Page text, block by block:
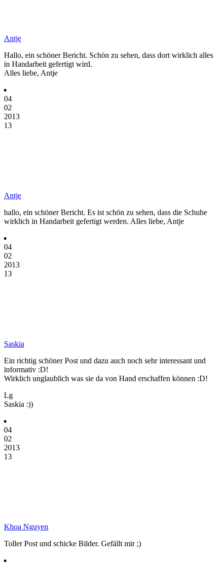
Antje
Hallo, ein schöner Bericht. Schön zu sehen, dass dort wirklich alles
in Handarbeit gefertigt wird.
Alles liebe, Antje
04
02
2013
13
Antje
hallo, ein schöner Bericht. Es ist schön zu sehen, dass die Schuhe
wirklich in Handarbeit gefertigt werden. Alles liebe, Antje
04
02
2013
13
Saskia
Ein richtig schöner Post und dazu auch noch sehr interessant und
informativ :D!
Wirklich unglaublich was sie da von Hand erschaffen können :D!
Lg
Saskia :))
04
02
2013
13
Khoa Nguyen
Toller Post und schicke Bilder. Gefällt mir ;)